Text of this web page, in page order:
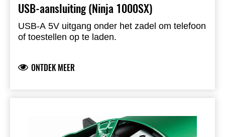
USB-aansluiting (Ninja 1000SX)
USB-A 5V uitgang onder het zadel om telefoon
of toestellen op te laden.
ONTDEK MEER